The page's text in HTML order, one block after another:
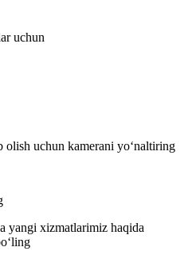
uchun
uchun kamerani yo‘naltiring
yangi xizmatlarimiz haqida